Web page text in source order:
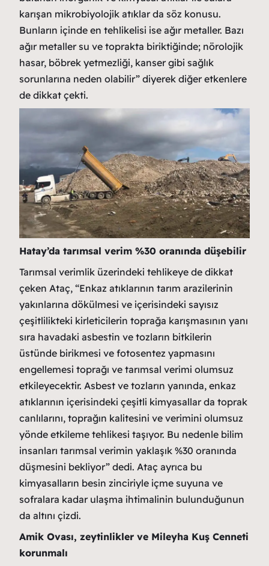
karışan mikrobiyolojik atıklar da söz konusu.
Bunların içinde en tehlikelisi ise ağır metaller. Bazı
ağır metaller su ve toprakta biriktiğinde; nörolojik
hasar, böbrek yetmezliği, kanser gibi sağlık
sorunlarına neden olabilir” diyerek diğer etkenlere
de dikkat çekti.
Hatay’da tarımsal verim %30 oranında düşebilir
Tarımsal verimlik üzerindeki tehlikeye de dikkat
çeken Ataç, “Enkaz atıklarının tarım arazilerinin
yakınlarına dökülmesi ve içerisindeki sayısız
çeşitlilikteki kirleticilerin toprağa karışmasının yanı
sıra havadaki asbestin ve tozların bitkilerin
üstünde birikmesi ve fotosentez yapmasını
engellemesi toprağı ve tarımsal verimi olumsuz
etkileyecektir. Asbest ve tozların yanında, enkaz
atıklarının içerisindeki çeşitli kimyasallar da toprak
canlılarını, toprağın kalitesini ve verimini olumsuz
yönde etkileme tehlikesi taşıyor. Bu nedenle bilim
insanları tarımsal verimin yaklaşık %30 oranında
düşmesini bekliyor” dedi. Ataç ayrıca bu
kimyasalların besin zinciriyle içme suyuna ve
sofralara kadar ulaşma ihtimalinin bulunduğunun
da altını çizdi.
Amik Ovası, zeytinlikler ve Mileyha Kuş Cenneti
korunmalı